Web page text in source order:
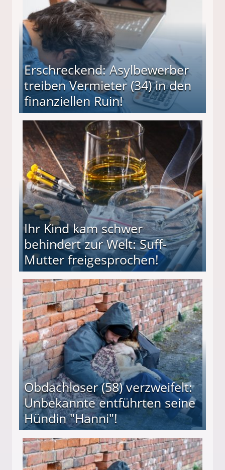
Erschreckend: Asylbewerber
treiben Vermieter (34) in den
finanziellen Ruin!
(34) in den finanziellen Ruin!
Ihr Kind kam schwer
behindert zur Welt: Suff-
Mutter freigesprochen!
Mutter freigesprochen!
Obdachloser (58) verzweifelt:
Unbekannte entführten seine
Hündin "Hanni"!
entführten seine Hündin "Hanni"!